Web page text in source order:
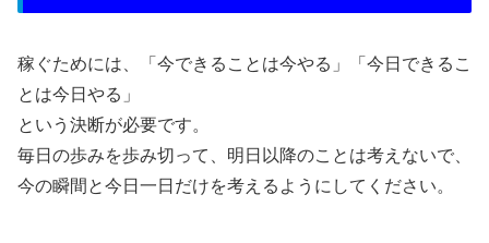
稼ぐためには、「今できることは今やる」「今日できるこ
とは今日やる」
という決断が必要です。
毎日の歩みを歩み切って、明日以降のことは考えないで、
今の瞬間と今日一日だけを考えるようにしてください。